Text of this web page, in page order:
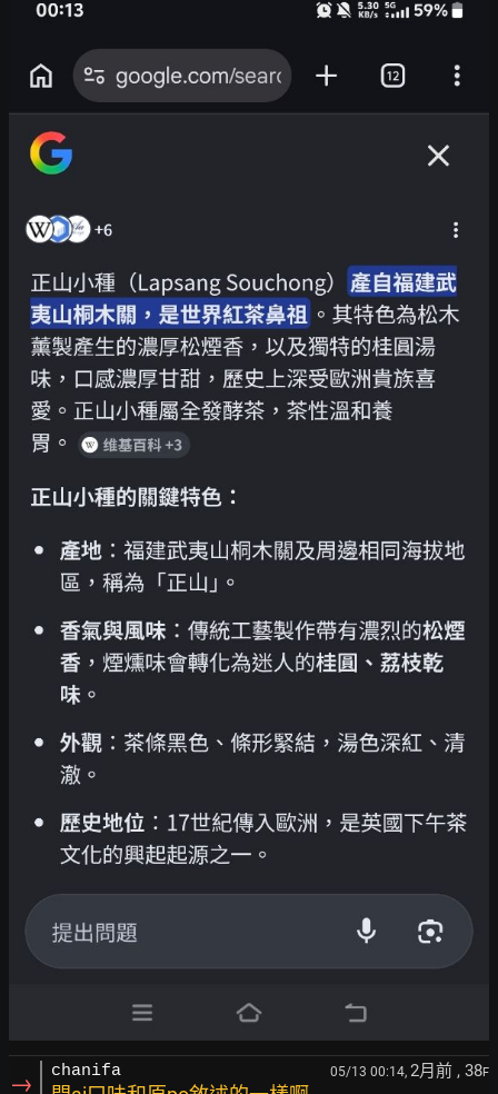
→ chanifa 05/13 00:14, 2月前 , 38F